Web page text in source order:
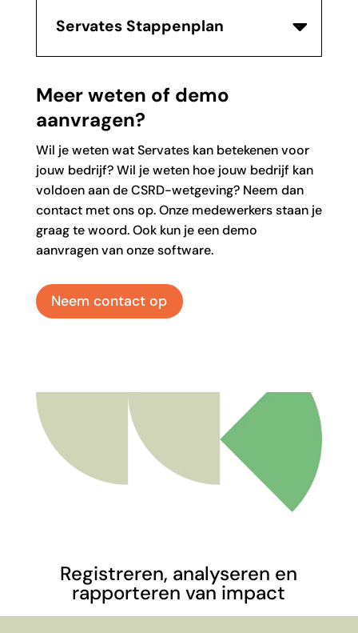
Servates Stappenplan
Meer weten of demo
aanvragen?
Wil je weten wat Servates kan betekenen voor
jouw bedrijf? Wil je weten hoe jouw bedrijf kan
voldoen aan de CSRD-wetgeving? Neem dan
contact met ons op. Onze medewerkers staan je
graag te woord. Ook kun je een demo
aanvragen van onze software.
Neem contact op
Registreren, analyseren en
rapporteren van impact
Met ons softwarepakket Servates